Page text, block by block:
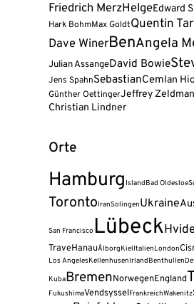
Friedrich MerzHelgeEdward
Hark BohmMax GoldtQuentin
Dave WinerBenAngela
Julian AssangeDavid Bowie
Jens SpahnSebastianCemIan
Günther OettingerJeffrey Zeldman
Christian Lindner
Orte
Hamburg IslandBad Oldesloe
TorontoIranSolingenUkraine
San Francisco Lübeck
TraveHanauÅlborgKielItalienLondon
Los AngelesKellenhusenIrlandBenthullen
KubaBremenNorwegenEngland
FukushimaVendsysselFrankreichWakenitz